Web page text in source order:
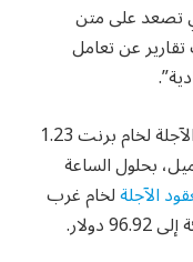
تصعد على متن
عن تعامل
ووفقًا لما ذكرته “رويترز” صعدت العقود الآجلة لخام برنت 1.23
106.3 دولار للبرميل، بحلول الساعة
الآجلةلخام غرب